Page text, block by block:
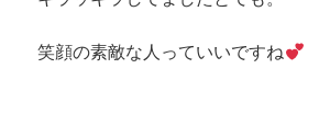
笑顔の素敵な人っていいですね